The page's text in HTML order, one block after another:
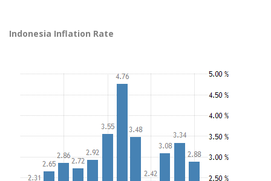
Indonesia Inflation Rate